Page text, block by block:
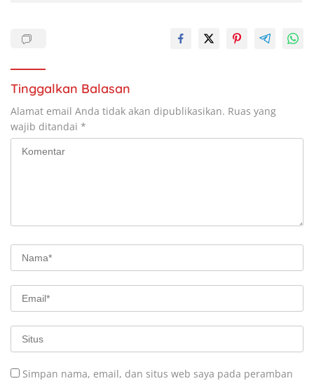
Tinggalkan Balasan
Alamat email Anda tidak akan dipublikasikan. Ruas yang
wajib ditandai *
Simpan nama, email, dan situs web saya pada peramban